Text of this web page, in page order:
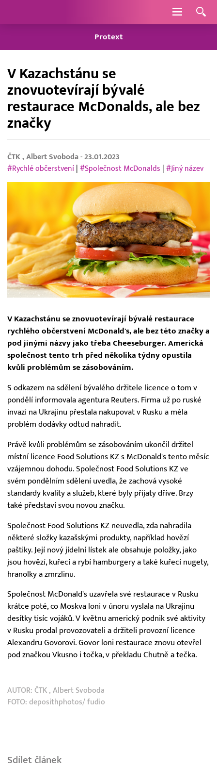
Navigace
Protext
V Kazachstánu se
znovuotevírají bývalé
restaurace McDonalds, ale bez
značky
ČTK , Albert Svoboda - 23.01.2023
#Rychlé občerstvení #Společnost McDonalds #Jiný název
V Kazachstánu se znovuotevírají bývalé restaurace
rychlého občerstvení McDonald's, ale bez této značky a
pod jinými názvy jako třeba Cheeseburger. Americká
společnost tento trh před několika týdny opustila
kvůli problémům se zásobováním.
S odkazem na sdělení bývalého držitele licence o tom v
pondělí informovala agentura Reuters. Firma už po ruské
invazi na Ukrajinu přestala nakupovat v Rusku a měla
problém dodávky odtud nahradit.
Právě kvůli problémům se zásobováním ukončil držitel
místní licence Food Solutions KZ s McDonald's tento měsíc
vzájemnou dohodu. Společnost Food Solutions KZ ve
svém pondělním sdělení uvedla, že zachová vysoké
standardy kvality a služeb, které byly přijaty dříve. Brzy
také představí svou novou značku.
Společnost Food Solutions KZ neuvedla, zda nahradila
některé složky kazašskými produkty, například hovězí
paštiky. Její nový jídelní lístek ale obsahuje položky, jako
jsou hovězí, kuřecí a rybí hamburgery a také kuřecí nugety,
hranolky a zmrzlinu.
Společnost McDonald's uzavřela své restaurace v Rusku
krátce poté, co Moskva loni v únoru vyslala na Ukrajinu
desítky tisíc vojáků. V květnu americký podnik své aktivity
v Rusku prodal provozovateli a držiteli provozní licence
Alexandru Govorovi. Govor loni restaurace znovu otevřel
pod značkou Vkusno i točka, v překladu Chutně a tečka.
AUTOR: ČTK , Albert Svoboda
FOTO: deposithphotos/ fudio
Sdílet článek